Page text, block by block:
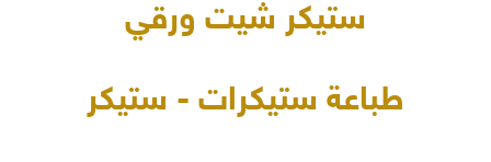
ستيكر شيت ورقي
طباعة ستيكرات - ستيكر